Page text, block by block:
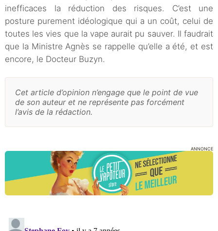
inefficaces la réduction des risques. C’est une
posture purement idéologique qui a un coût, celui de
toutes les vies que la vape aurait pu sauver. Il faudrait
que la Ministre Agnès se rappelle qu’elle a été, et est
encore, le Docteur Buzyn.
Cet article d’opinion n’engage que le point de vue
de son auteur et ne représente pas forcément
l’avis de la rédaction.
ANNONCE